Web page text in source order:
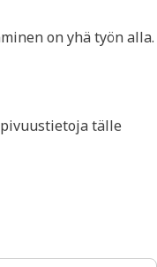
on yhä työn alla.
tälle